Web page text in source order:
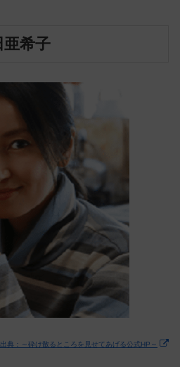
亜希子
出典：～砕け散るところを見せてあげる公式HP～